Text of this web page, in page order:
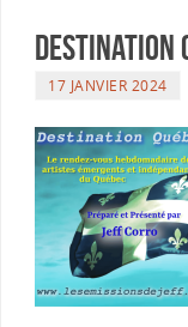
Destination
17 JANVIER 2024